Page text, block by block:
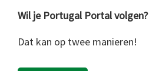
Wil je Portugal Portal volgen?
Dat kan op twee manieren!